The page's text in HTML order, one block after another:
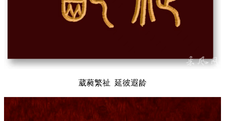
葳蕤繁祉 延彼遐龄